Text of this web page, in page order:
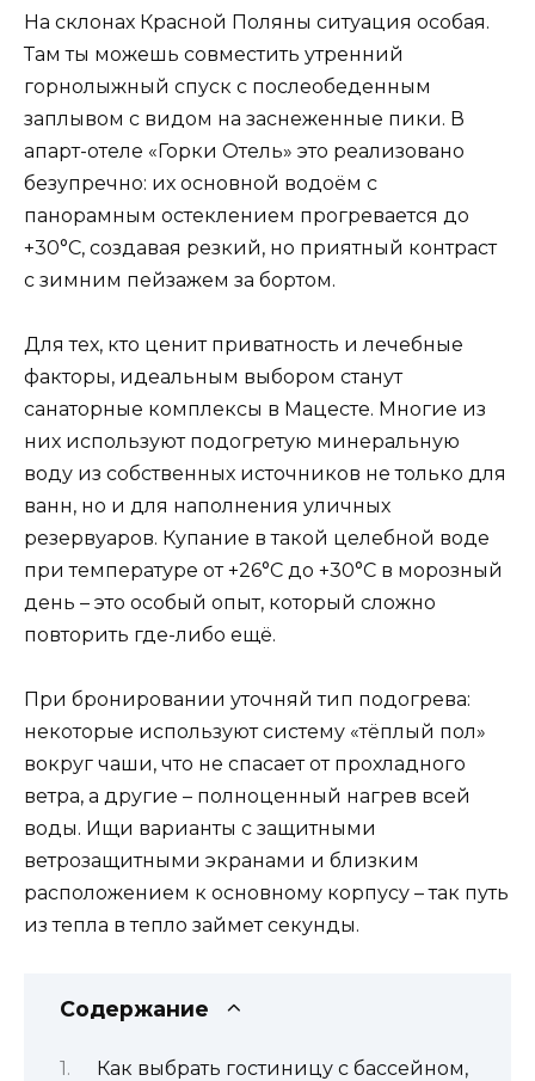
На склонах Красной Поляны ситуация особая.
Там ты можешь совместить утренний
горнолыжный спуск с послеобеденным
заплывом с видом на заснеженные пики. В
апарт-отеле «Горки Отель» это реализовано
безупречно: их основной водоём с
панорамным остеклением прогревается до
+30°C, создавая резкий, но приятный контраст
с зимним пейзажем за бортом.
Для тех, кто ценит приватность и лечебные
факторы, идеальным выбором станут
санаторные комплексы в Мацесте. Многие из
них используют подогретую минеральную
воду из собственных источников не только для
ванн, но и для наполнения уличных
резервуаров. Купание в такой целебной воде
при температуре от +26°C до +30°C в морозный
день – это особый опыт, который сложно
повторить где-либо ещё.
При бронировании уточняй тип подогрева:
некоторые используют систему «тёплый пол»
вокруг чаши, что не спасает от прохладного
ветра, а другие – полноценный нагрев всей
воды. Ищи варианты с защитными
ветрозащитными экранами и близким
расположением к основному корпусу – так путь
из тепла в тепло займет секунды.
Содержание
Как выбрать гостиницу с бассейном,